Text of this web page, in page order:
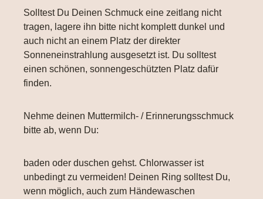
Solltest Du Deinen Schmuck eine zeitlang nicht
tragen, lagere ihn bitte nicht komplett dunkel und
auch nicht an einem Platz der direkter
Sonneneinstrahlung ausgesetzt ist. Du solltest
einen schönen, sonnengeschützten Platz dafür
finden.
Nehme deinen Muttermilch- / Erinnerungsschmuck
bitte ab, wenn Du:
baden oder duschen gehst. Chlorwasser ist
unbedingt zu vermeiden! Deinen Ring solltest Du,
wenn möglich, auch zum Händewaschen